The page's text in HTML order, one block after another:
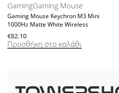
GamingGaming Mouse
Gaming Mouse Keychron M3 Mini
1000Hz Matte White Wireless
€82.10
Προσθήκη στο καλάθι